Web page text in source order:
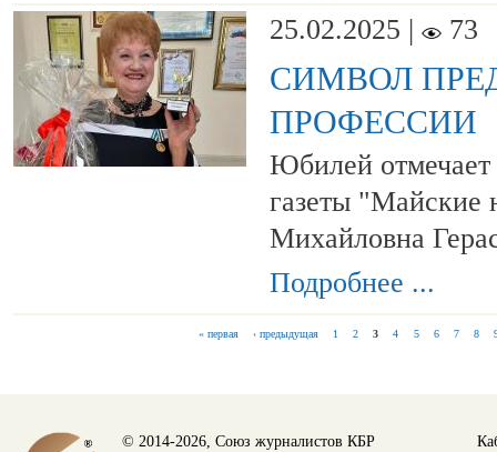
25.02.2025 |
73
СИМВОЛ
ПРОФЕССИИ
Юбилей отмечает
газеты "Майские
Михайловна
Подробнее ...
« первая ‹ предыдущая 1 2 3 4 5 6 7 8
© 2014-2026, Союз журналистов КБР